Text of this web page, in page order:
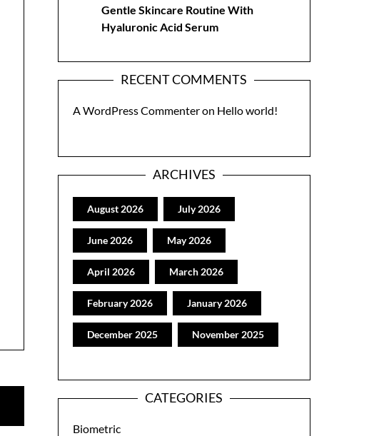
Gentle Skincare Routine With
Hyaluronic Acid Serum
RECENT COMMENTS
A WordPress Commenteron Hello world!
ARCHIVES
August 2026 July 2026
June 2026 May 2026
April 2026 March 2026
February 2026 January 2026
December 2025 November 2025
CATEGORIES
Biometric